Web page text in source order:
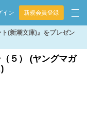
イン 新規会員登録
(新潮文庫)』をプレゼン
５） (ヤングマガ